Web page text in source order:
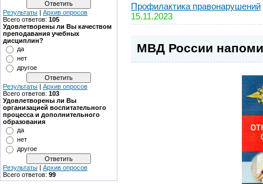
Результаты | Архив опросов
Всего ответов: 105
Удовлетворены ли Вы качеством
преподавания учебных
дисциплин?
да
нет
другое
Результаты | Архив опросов
Всего ответов: 103
Удовлетворены ли Вы
организацией воспитательного
процесса и дополнительного
образования
да
нет
другое
Результаты | Архив опросов
Всего ответов: 99
Профилактика правонарушений
15.11.2023
МВД России